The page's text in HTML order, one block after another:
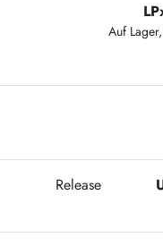
Auf
Release